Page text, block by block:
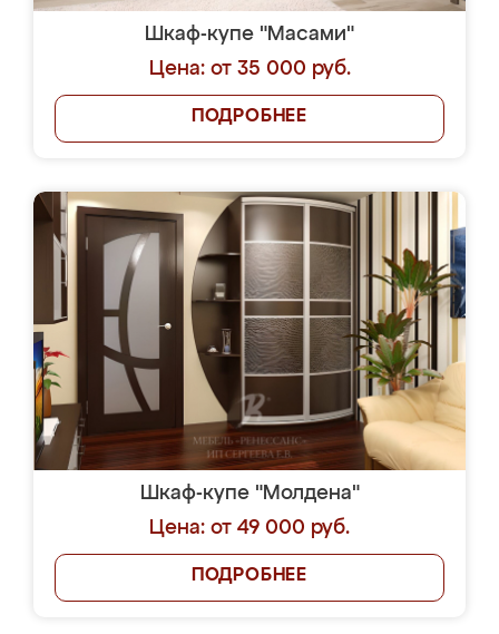
Шкаф-купе "Масами"
Цена: от 35 000 руб.
ПОДРОБНЕЕ
Шкаф-купе "Молдена"
Цена: от 49 000 руб.
ПОДРОБНЕЕ